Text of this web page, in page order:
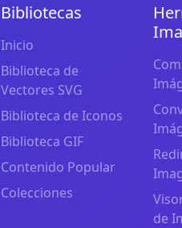
Bibliotecas
Inicio
Biblioteca de
Vectores SVG
Biblioteca de Iconos
Biblioteca GIF
Contenido Popular
Colecciones
de